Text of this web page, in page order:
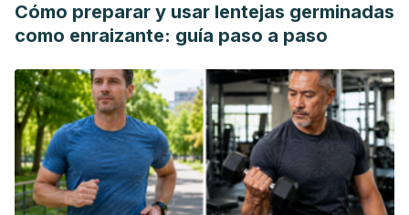
Cómo preparar y usar lentejas germinadas
como enraizante: guía paso a paso